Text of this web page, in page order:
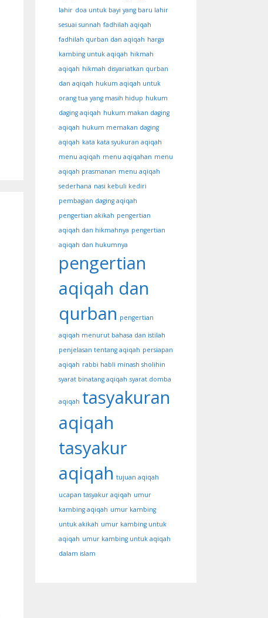
lahir doa untuk bayi yang baru lahir
sesuai sunnah fadhilah aqiqah
fadhilah qurban dan aqiqah harga
kambing untuk aqiqah hikmah
aqiqah hikmah disyariatkan qurban
dan aqiqah hukum aqiqah untuk
orang tua yang masih hidup hukum
daging aqiqah hukum makan daging
aqiqah hukum memakan daging
aqiqah kata kata syukuran aqiqah
menu aqiqah menu aqiqahan menu
aqiqah prasmanan menu aqiqah
sederhana nasi kebuli kediri
pembagian daging aqiqah
pengertian akikah pengertian
aqiqah dan hikmahnya pengertian
aqiqah dan hukumnya
pengertian
aqiqah dan
qurban pengertian
aqiqah menurut bahasa dan istilah
penjelasan tentang aqiqah persiapan
aqiqah rabbi habli minash sholihin
syarat binatang aqiqah syarat domba
aqiqah tasyakuran
aqiqah
tasyakur
aqiqah tujuan aqiqah
ucapan tasyakur aqiqah umur
kambing aqiqah umur kambing
untuk akikah umur kambing untuk
aqiqah umur kambing untuk aqiqah
dalam islam